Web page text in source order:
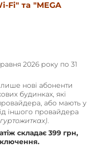
Fi" та "MEGA
2026 року по 31
нові абоненти
будинках, які
або мають у
іншого провайдера
.
складає 399 грн,